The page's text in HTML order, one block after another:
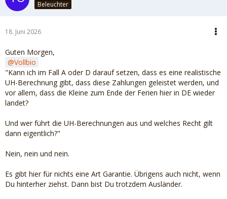
Beleuchter
18. Juni 2026
Guten Morgen,
Vollbio
"Kann ich im Fall A oder D darauf setzen, dass es eine realistische
UH-Berechnung gibt, dass diese Zahlungen geleistet werden, und
vor allem, dass die Kleine zum Ende der Ferien hier in DE wieder
landet?
Und wer führt die UH-Berechnungen aus und welches Recht gilt
dann eigentlich?"
Nein, nein und nein.
Es gibt hier für nichts eine Art Garantie. Übrigens auch nicht, wenn
Du hinterher ziehst. Dann bist Du trotzdem Ausländer.